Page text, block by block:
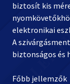
biztosít kis
elektronikai
A
biztonságos és
Főbb jellemzők